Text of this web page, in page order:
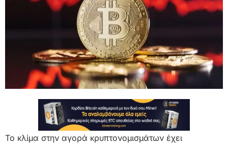
Το κλίμα στην αγορά κρυπτονομισμάτων έχει